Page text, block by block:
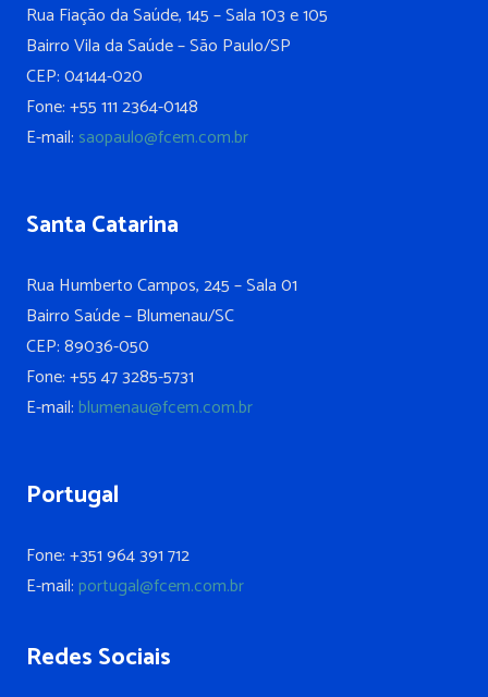
Rua Fiação da Saúde, 145 – Sala 103 e 105
Bairro Vila da Saúde – São Paulo/SP
CEP: 04144-020
Fone: +55 111 2364-0148
E-mail: saopaulo@fcem.com.br
Santa Catarina
Rua Humberto Campos, 245 – Sala 01
Bairro Saúde – Blumenau/SC
CEP: 89036-050
Fone: +55 47 3285-5731
E-mail: blumenau@fcem.com.br
Portugal
Fone: +351 964 391 712
E-mail: portugal@fcem.com.br
Redes Sociais